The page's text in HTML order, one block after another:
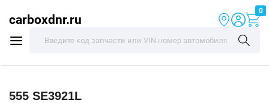
carboxdnr.ru
0
555 SE3921L